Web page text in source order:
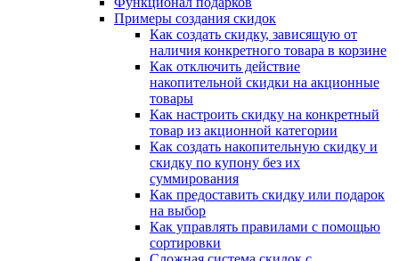
Примеры создания скидок
Как создать скидку, зависящую от
наличия конкретного товара в корзине
Как отключить действие
накопительной скидки на акционные
товары
Как настроить скидку на конкретный
товар из акционной категории
Как создать накопительную скидку и
скидку по купону без их
суммирования
Как предоставить скидку или подарок
на выбор
Как управлять правилами с помощью
сортировки